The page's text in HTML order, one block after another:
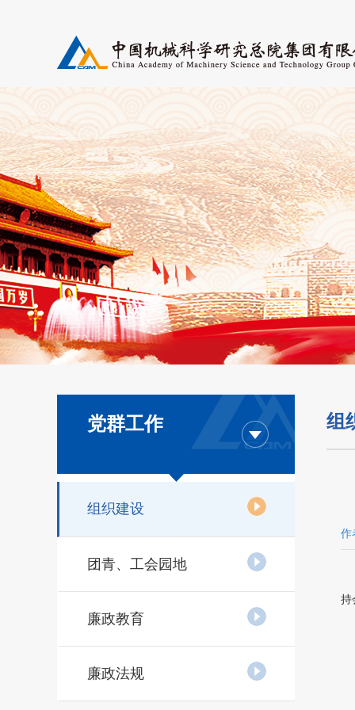
党群工作
组织建设
团青、工会园地
廉政教育
廉政法规
组
作
持